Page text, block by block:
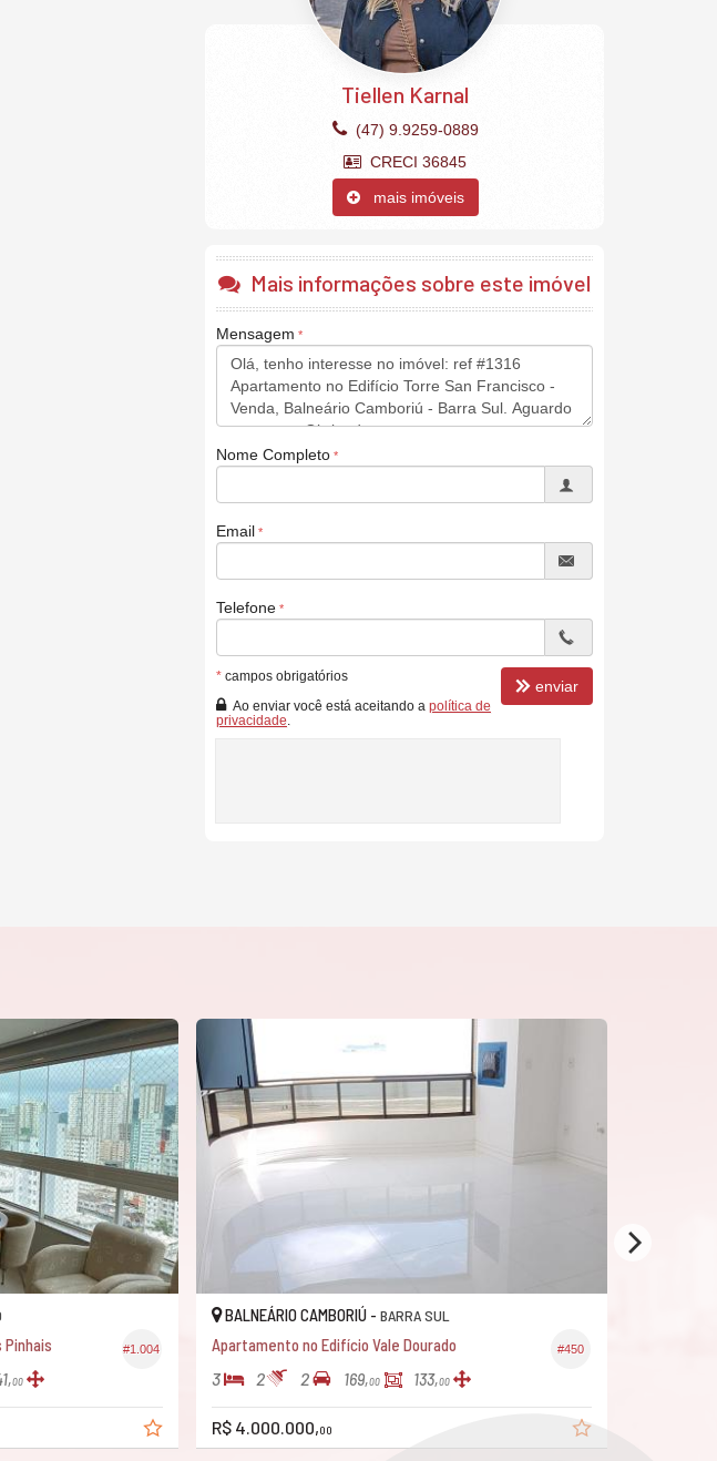
Tiellen Karnal
(47) 9.9259-0889
CRECI 36845
mais imóveis
Mais informações sobre este imóvel
Mensagem
Nome Completo
Email
Telefone
* campos obrigatórios
Ao enviar você está aceitando a política de
privacidade
enviar
#1.004
00
#450
BALNEÁRIO CAMBORIÚ - BARRA SUL
Apartamento no Edifício Vale Dourado
3 2 2 169,00 133,00
R$ 4.000.000,00